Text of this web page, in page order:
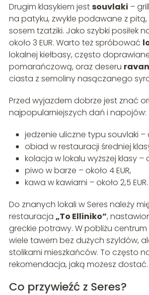
Drugim klasykiem jestsouvlaki –
na patyku, zwykle podawane z pitą,
sosem tzatziki. Jako szybki posiłek
około 3 EUR. Warto też spróbować
lokalnej kiełbasy, często
pomarańczową, oraz deseru
ciasta z semoliny nasączanego
Przed wyjazdem dobrze jest znać
najpopularniejszych dań i napojów:
jedzenie uliczne typu souvlaki –
obiad w restauracji średniej klasy
kolacja w lokalu wyższej klasy –
piwo w barze – około 4 EUR,
kawa w kawiarni – około 2,5 EUR.
Do znanych lokali w Seres należy
restauracja „To Elliniko”,
greckie potrawy. W pobliżu centrum
wiele tawern bez dużych szyldów,
stolikami mieszkańców. To często
rekomendacja, jaką możesz dostać.
Co przywieźć z Seres?